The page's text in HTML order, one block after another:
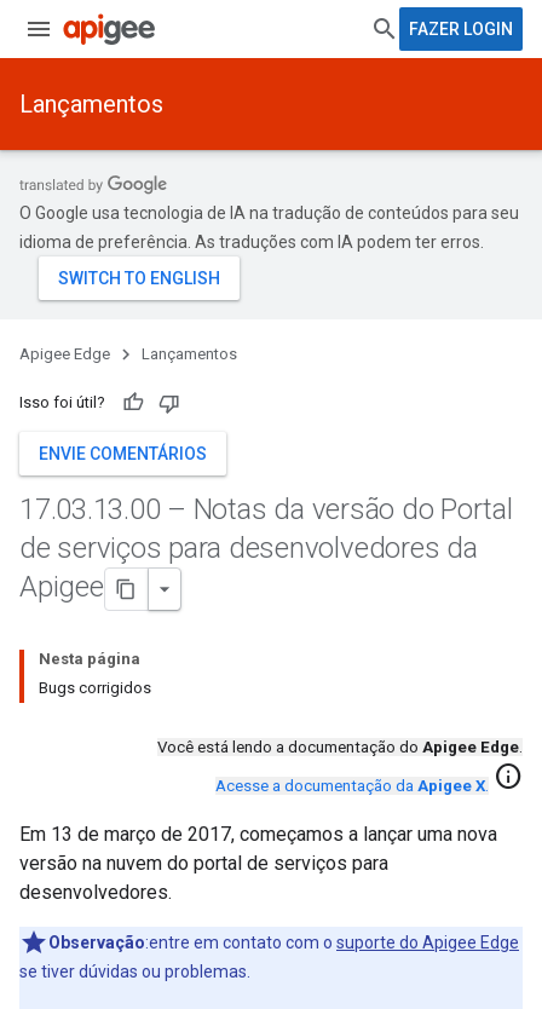
FAZER LOGIN
Lançamentos
O Google usa tecnologia de IA na tradução de conteúdos para seu
idioma de preferência. As traduções com IA podem ter erros.
Apigee Edge Lançamentos
Isso foi útil?
ENVIE COMENTÁRIOS
17.03.13.00 – Notas da versão do Portal
de serviços para desenvolvedores da
Apigee
Nesta página
Bugs corrigidos
Você está lendo a documentação do Apigee Edge.
Acesse a documentação da Apigee X. info
Em 13 de março de 2017, começamos a lançar uma nova
versão na nuvem do portal de serviços para
desenvolvedores.
Observação:entre em contato com o suporte do Apigee Edge
se tiver dúvidas ou problemas.